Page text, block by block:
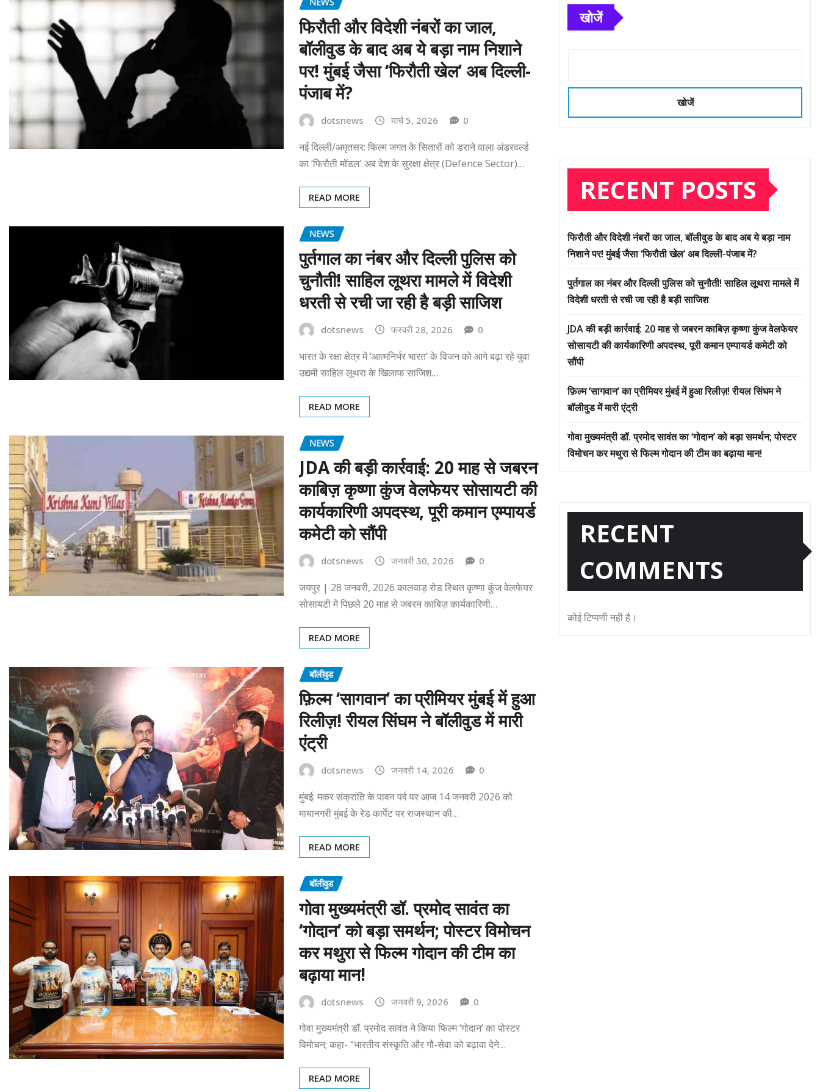
फिरौती और विदेशी नंबरों का जाल,
बॉलीवुड के बाद अब ये बड़ा नाम निशाने
पर! मुंबई जैसा ‘फिरौती खेल’ अब दिल्ली-
पंजाब में?
dotsnews मार्च 5, 2026 0
नई दिल्ली/अमृतसर: फिल्म जगत के सितारों को डराने वाला अंडरवर्ल्ड
का ‘फिरौती मॉडल’ अब देश के सुरक्षा क्षेत्र (Defence Sector)…
READ MORE
NEWS
पुर्तगाल का नंबर और दिल्ली पुलिस को
चुनौती! साहिल लूथरा मामले में विदेशी
धरती से रची जा रही है बड़ी साजिश
dotsnews फरवरी 28, 2026 0
भारत के रक्षा क्षेत्र में ‘आत्मनिर्भर भारत’ के विजन को आगे बढ़ा रहे युवा
उद्यमी साहिल लूथरा के खिलाफ साजिश…
READ MORE
NEWS
JDA की बड़ी कार्रवाई: 20 माह से जबरन
काबिज़ कृष्णा कुंज वेलफेयर सोसायटी की
कार्यकारिणी अपदस्थ, पूरी कमान एम्पायर्ड
कमेटी को सौंपी
dotsnews जनवरी 30, 2026 0
जयपुर | 28 जनवरी, 2026 कालवाड़ रोड स्थित कृष्णा कुंज वेलफेयर
सोसायटी में पिछले 20 माह से जबरन काबिज़ कार्यकारिणी…
READ MORE
बॉलीवुड
फ़िल्म ‘सागवान’ का प्रीमियर मुंबई में हुआ
रिलीज़! रीयल सिंघम ने बॉलीवुड में मारी
एंट्री
dotsnews जनवरी 14, 2026 0
मुंबई: मकर संक्रांति के पावन पर्व पर आज 14 जनवरी 2026 को
मायानगरी मुंबई के रेड कार्पेट पर राजस्थान की…
READ MORE
बॉलीवुड
गोवा मुख्यमंत्री डॉ. प्रमोद सावंत का
‘गोदान’ को बड़ा समर्थन; पोस्टर विमोचन
कर मथुरा से फिल्म गोदान की टीम का
बढ़ाया मान!
dotsnews जनवरी 9, 2026 0
गोवा मुख्यमंत्री डॉ. प्रमोद सावंत ने किया फिल्म ‘गोदान’ का पोस्टर
विमोचन; कहा- “भारतीय संस्कृति और गौ-सेवा को बढ़ावा देने…
READ MORE
खोजें
खोजें
RECENT POSTS
फिरौती और विदेशी नंबरों का जाल, बॉलीवुड के बाद अब ये बड़ा नाम
निशाने पर! मुंबई जैसा ‘फिरौती खेल’ अब दिल्ली-पंजाब में?
पुर्तगाल का नंबर और दिल्ली पुलिस को चुनौती! साहिल लूथरा मामले में
विदेशी धरती से रची जा रही है बड़ी साजिश
JDA की बड़ी कार्रवाई: 20 माह से जबरन काबिज़ कृष्णा कुंज वेलफेयर
सोसायटी की कार्यकारिणी अपदस्थ, पूरी कमान एम्पायर्ड कमेटी को
सौंपी
फ़िल्म ‘सागवान’ का प्रीमियर मुंबई में हुआ रिलीज़! रीयल सिंघम ने
बॉलीवुड में मारी एंट्री
गोवा मुख्यमंत्री डॉ. प्रमोद सावंत का ‘गोदान’ को बड़ा समर्थन; पोस्टर
विमोचन कर मथुरा से फिल्म गोदान की टीम का बढ़ाया मान!
RECENT
COMMENTS
कोई टिप्पणी नही है।